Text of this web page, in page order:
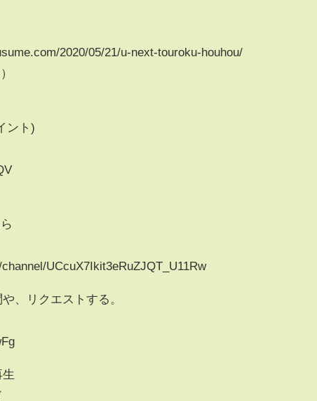
2020/05/21/u-next-touroku-houhou/
ント)
UCcuX7Ikit3eRuZJQT_U11Rw
、リクエストする。